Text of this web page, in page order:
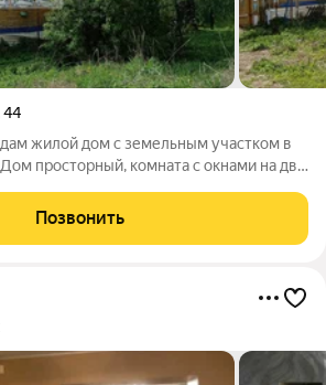
44
жилой дoм с земельным участком в
Дом просторный, комната с окнами на две
рядом. Есть небольшая банька.
Позвонить